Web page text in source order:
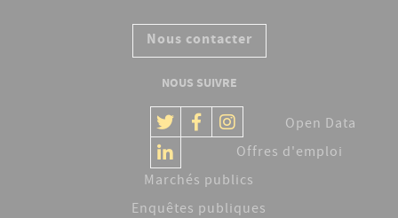
Nous contacter
NOUS SUIVRE
Open Data
Offres d'emploi
Marchés publics
Enquêtes publiques